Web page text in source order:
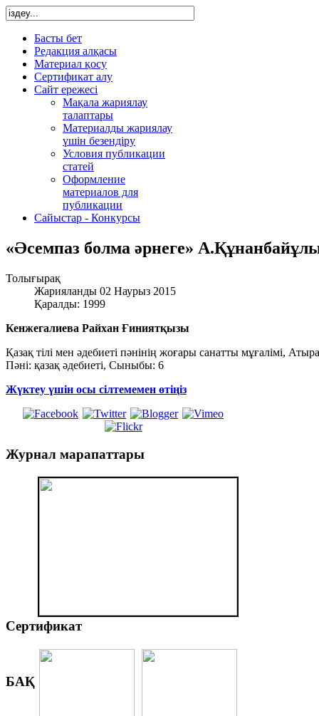
Басты бет
Редакция алқасы
Материал қосу
Сертификат алу
Сайт ережесі
Мақала жариялау
талаптары
Материалды жариялау
үшін безендіру
Условия публикации
статей
Оформление
материалов для
публикации
Сайыстар - Конкурсы
«Әсемпаз болма әрнеге»
Толығырақ
Жарияланды 02 Наурыз 2015
Қаралды: 1999
Кенжегалиева Райхан Ғиниятқызы
Қазақ тілі мен әдебиеті пәнінің жоғары санатты мұғалімі,
Пәні: қазақ әдебиеті, Сыныбы: 6
Жүктеу үшін осы сілтемемен өтіңіз
Журнал марапаттары
Сертификат
БАҚ